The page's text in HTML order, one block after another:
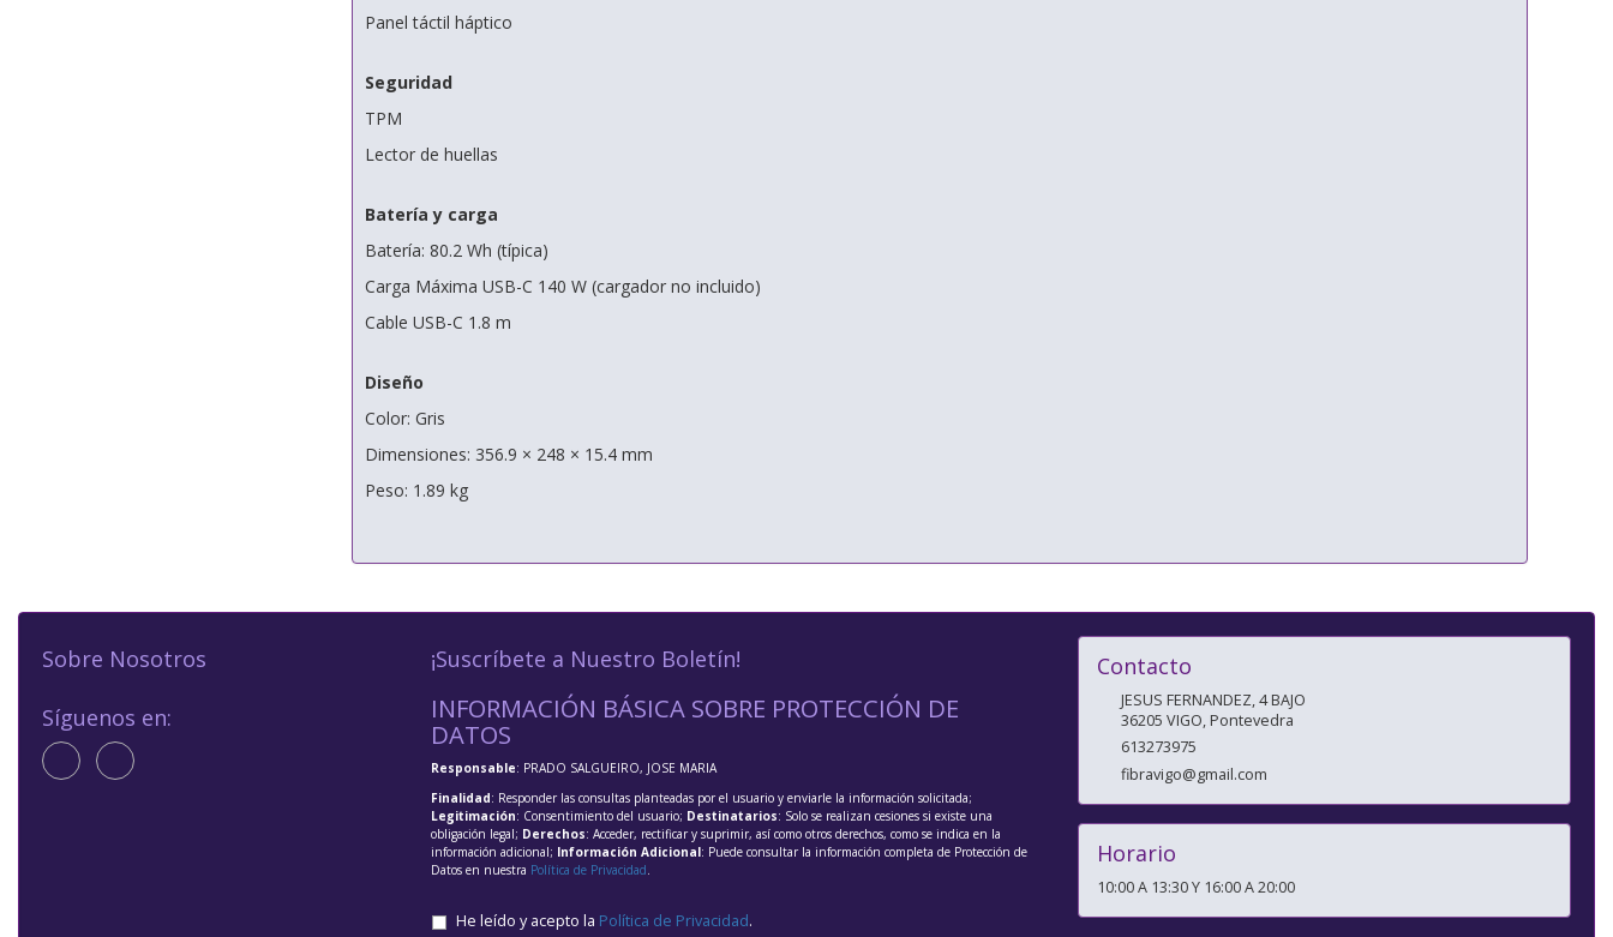
Panel táctil háptico
Seguridad
TPM
Lector de huellas
Batería y carga
Batería: 80.2 Wh (típica)
Carga Máxima USB-C 140 W (cargador no incluido)
Cable USB-C 1.8 m
Diseño
Color: Gris
Dimensiones: 356.9 × 248 × 15.4 mm
Peso: 1.89 kg
Sobre Nosotros
Síguenos en:
¡Suscríbete a Nuestro Boletín!
INFORMACIÓN BÁSICA SOBRE PROTECCIÓN DE
DATOS
Responsable: PRADO SALGUEIRO, JOSE MARIA
Finalidad: Responder las consultas planteadas por el usuario y enviarle la información solicitada;
Legitimación: Consentimiento del usuario; Destinatarios: Solo se realizan cesiones si existe una
obligación legal; Derechos: Acceder, rectificar y suprimir, así como otros derechos, como se indica en la
información adicional; Información Adicional: Puede consultar la información completa de Protección de
Datos en nuestra Política de Privacidad.
He leído y acepto la Política de Privacidad.
Contacto
JESUS FERNANDEZ, 4 BAJO
36205 VIGO,Pontevedra
613273975
fibravigo@gmail.com
Horario
10:00 A 13:30 Y 16:00 A 20:00